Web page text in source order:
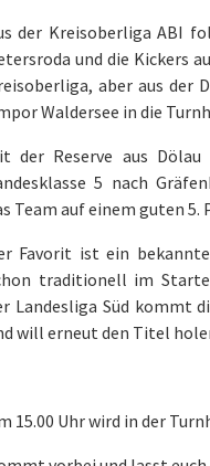
der Kreisoberliga ABI
und die Kickers
aber aus der
Waldersee in die
der Reserve aus
5 nach
Team auf einem guten 5.
Favorit ist ein
traditionell im
Landesliga Süd kommt
will erneut den Titel
15.00 Uhr wird in der